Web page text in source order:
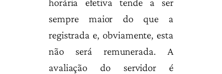
sempre maior do que a
registrada e, obviamente, esta
não será remunerada. A
avaliação do servidor é